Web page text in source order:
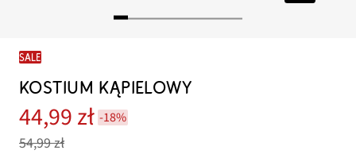
SALE
KOSTIUM KĄPIELOWY
44,99 zł -18%
54,99 zł